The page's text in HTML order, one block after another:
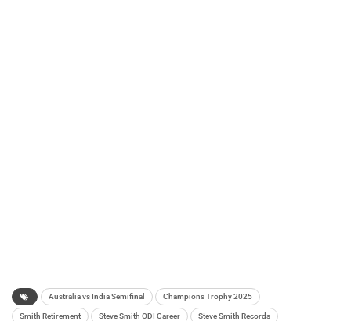
Australia vs India Semifinal Champions Trophy 2025
Smith Retirement Steve Smith ODI Career Steve Smith Records